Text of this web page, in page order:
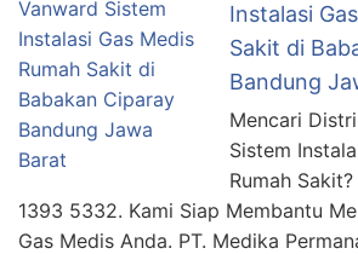
Instalasi
Sakit di
Bandung
Mencari
Sistem
Rumah
1393 5332. Kami Siap Membantu
Gas Medis Anda. PT. Medika